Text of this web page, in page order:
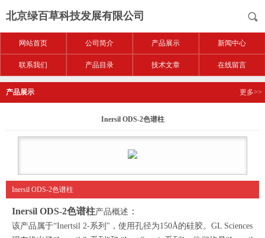
北京绿百草科技发展有限公司
网站首页 公司简介 产品展示 新闻中心
联系我们 产品目录 技术文章 在线留言
产品展示 更多>>
Inersil ODS-2色谱柱
Inersil ODS-2色谱柱
Inersil ODS-2色谱柱产品概述 ：
该产品属于“Inertsil 2-系列"，使用孔径为150Å的硅胶。GL Sciences